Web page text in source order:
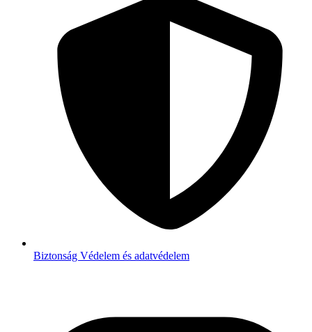
Biztonság Védelem és adatvédelem